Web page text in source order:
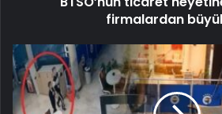
firmalardan